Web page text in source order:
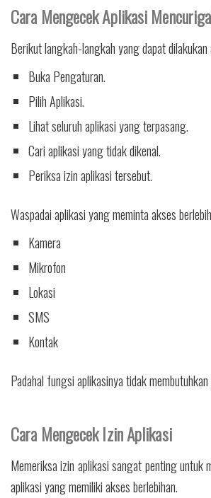
Cara Mengecek Aplikasi
Berikut langkah-langkah yang dapat dilakukan :
Buka Pengaturan.
Pilih Aplikasi.
Lihat seluruh aplikasi yang terpasang.
Cari aplikasi yang tidak dikenal.
Periksa izin aplikasi tersebut.
Waspadai aplikasi yang meminta akses
Kamera
Mikrofon
Lokasi
SMS
Kontak
Padahal fungsi aplikasinya tidak
Cara Mengecek Izin Aplikasi
Memeriksa izin aplikasi sangat penting untuk
aplikasi yang memiliki akses berlebihan.